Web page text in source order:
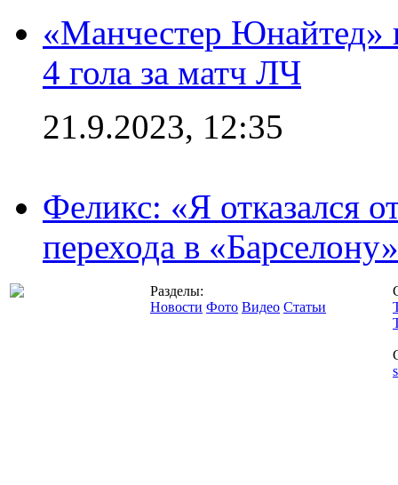
«Манчестер Юнайтед»
4 гола за матч ЛЧ
21.9.2023, 12:35
Феликс: «Я отказался
перехода в «Барселону»
Разделы:
Новости Фото Видео Статьи